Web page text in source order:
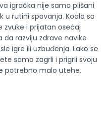
igračka nije samo plišani
u rutini spavanja. Koala sa
i prijatan osećaj
razviju zdrave navike
igre ili uzbuđenja. Lako se
samo zagrli i prigrli svoju
potrebno malo utehe.